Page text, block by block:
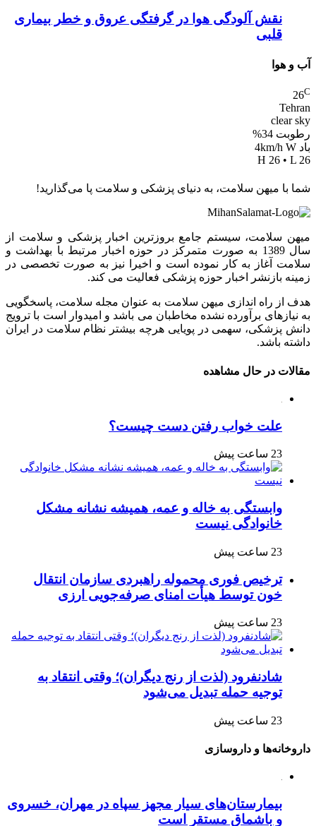
نقش آلودگی هوا در گرفتگی عروق و خطر بیماری
قلبی
آب و هوا
26C
Tehran
clear sky
رطوبت 34%
باد 4km/h W
H 26 • L 26
شما با میهن سلامت، به دنیای پزشکی و سلامت پا می‌گذارید!
میهن سلامت، سیستم جامع بروزترین اخبار پزشکی و سلامت از
سال 1389 به صورت متمرکز در حوزه اخبار مرتبط با بهداشت و
سلامت آغاز به کار نموده است و اخیرا نیز به صورت تخصصی در
زمینه بازنشر اخبار حوزه پزشکی فعالیت می کند.
هدف از راه اندازی میهن سلامت به عنوان مجله سلامت، پاسخگویی
به نیازهای برآورده نشده مخاطبان می باشد و امیدوار است با ترویج
دانش پزشکی، سهمی در پویایی هرچه بیشتر نظام سلامت در ایران
داشته باشد.
مقالات در حال مشاهده
علت خواب رفتن دست چیست؟
23 ساعت پیش
وابستگی به خاله و عمه، همیشه نشانه مشکل
خانوادگی نیست
23 ساعت پیش
ترخیص فوری محموله راهبردی سازمان انتقال
خون توسط هیأت امنای صرفه‌جویی ارزی
23 ساعت پیش
شادنفرود (لذت از رنج دیگران)؛ وقتی انتقاد به
توجیه حمله تبدیل می‌شود
23 ساعت پیش
داروخانه‌ها و داروسازی
بیمارستان‌های سیار مجهز سپاه در مهران، خسروی
و باشماق مستقر است